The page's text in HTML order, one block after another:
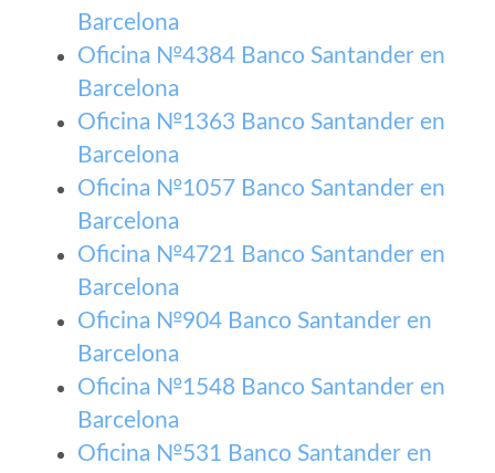
Barcelona
Oficina №4384 Banco Santander en
Barcelona
Oficina №1363 Banco Santander en
Barcelona
Oficina №1057 Banco Santander en
Barcelona
Oficina №4721 Banco Santander en
Barcelona
Oficina №904 Banco Santander en
Barcelona
Oficina №1548 Banco Santander en
Barcelona
Oficina №531 Banco Santander en